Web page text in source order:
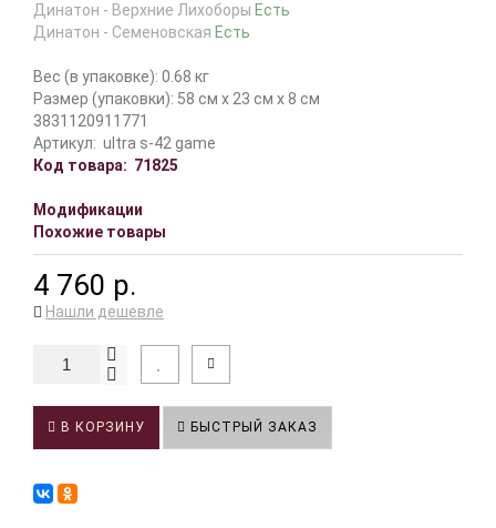
Динатон - Верхние Лихоборы Есть
Динатон - Семеновская Есть
Вес (в упаковке): 0.68 кг
Размер (упаковки): 58 см x 23 см x 8 см
3831120911771
Артикул: ultra s-42 game
Код товара: 71825
Модификации
Похожие товары
4 760 р.
Нашли дешевле
В КОРЗИНУ БЫСТРЫЙ ЗАКАЗ